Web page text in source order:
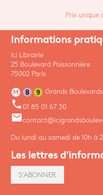
Prix unique
Informations
Ici Librairie
25 Boulevard Poissonnière
75002 Paris
Grands Boulevards
phone 01 85 01 67 30
email
Du lundi au samedi de 10h à
Les lettres
S'ABONNER